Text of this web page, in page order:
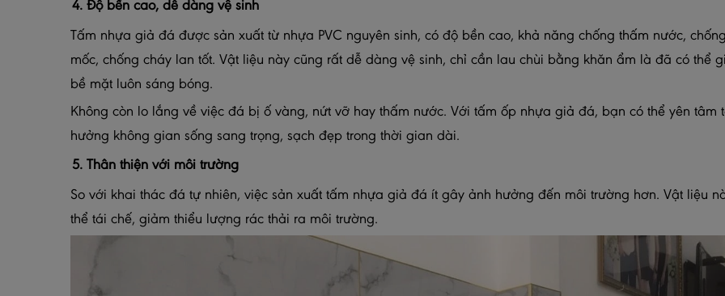
4. Độ bền cao, dễ dàng vệ sinh
Tấm nhựa giả đá được sản xuất từ nhựa PVC nguyên sinh, có độ bền cao, khả năng chống thấm nước,
mốc, chống cháy lan tốt. Vật liệu này cũng rất dễ dàng vệ sinh, chỉ cần lau chùi bằng khăn ẩm là đã có thể
bề mặt luôn sáng bóng.
Không còn lo lắng về việc đá bị ố vàng, nứt vỡ hay thấm nước. Với tấm ốp nhựa giả đá, bạn có thể yên tâm
hưởng không gian sống sang trọng, sạch đẹp trong thời gian dài.
5. Thân thiện với môi trường
So với khai thác đá tự nhiên, việc sản xuất tấm nhựa giả đá ít gây ảnh hưởng đến môi trường hơn. Vật liệu
thể tái chế, giảm thiểu lượng rác thải ra môi trường.